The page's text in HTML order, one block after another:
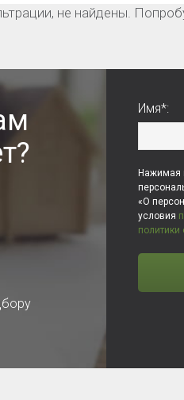
не найдены.
Имя*:
Нажимая
«О
условия